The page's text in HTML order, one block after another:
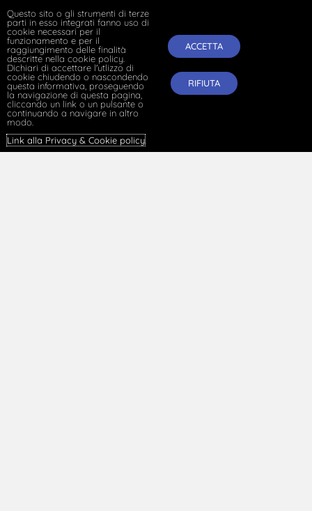
Questo sito o gli strumenti di terze
parti in esso integrati fanno uso di
cookie necessari per il
funzionamento e per il
raggiungimento delle finalità
descritte nella cookie policy.
Dichiari di accettare l'utlizzo di
cookie chiudendo o nascondendo
questa informativa, proseguendo
la navigazione di questa pagina,
cliccando un link o un pulsante o
continuando a navigare in altro
modo.
Link alla Privacy & Cookie policy.
ACCETTA
RIFIUTA